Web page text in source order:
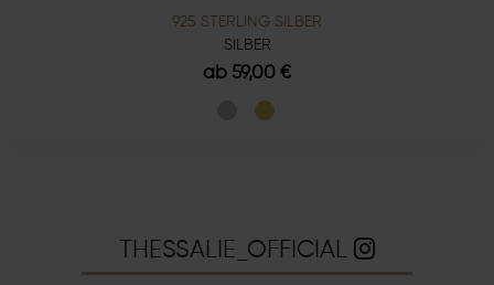
925 STERLING SILBER
SILBER
ab 59,00 €
THESSALIE_OFFICIAL